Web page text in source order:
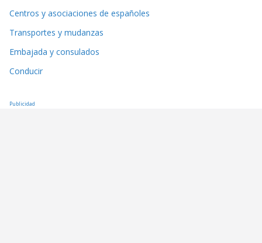
Centros y asociaciones de españoles
Transportes y mudanzas
Embajada y consulados
Conducir
Publicidad